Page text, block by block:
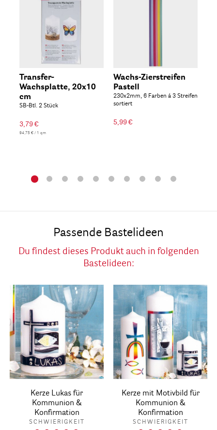
Transfer-
Wachsplatte, 20x10
cm
SB-Btl. 2 Stück
3,79 €
94,75 € / 1 qm
Wachs-Zierstreifen
Pastell
230x2mm, 6 Farben á 3 Streifen
sortiert
5,99 €
Passende Bastelideen
Du findest dieses Produkt auch in folgenden
Bastelideen:
Kerze Lukas für
Kommunion &
Konfirmation
SCHWIERIGKEIT
Kerze mit Motivbild für
Kommunion &
Konfirmation
SCHWIERIGKEIT